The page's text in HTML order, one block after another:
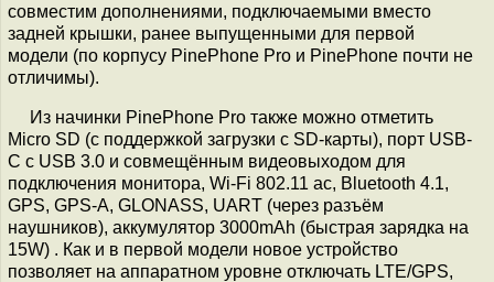
совместим дополнениями, подключаемыми вместо
задней крышки, ранее выпущенными для первой
модели (по корпусу PinePhone Pro и PinePhone почти не
отличимы).
Из начинки PinePhone Pro также можно отметить
Micro SD (с поддержкой загрузки с SD-карты), порт USB-
C с USB 3.0 и совмещённым видеовыходом для
подключения монитора, Wi-Fi 802.11 ac, Bluetooth 4.1,
GPS, GPS-A, GLONASS, UART (через разъём
наушников), аккумулятор 3000mAh (быстрая зарядка на
15W) . Как и в первой модели новое устройство
позволяет на аппаратном уровне отключать LTE/GPS,